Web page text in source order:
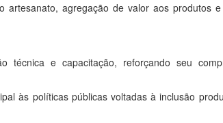
agregação de valor aos produtos
técnica e capacitação, reforçando seu
às políticas públicas voltadas à inclusão